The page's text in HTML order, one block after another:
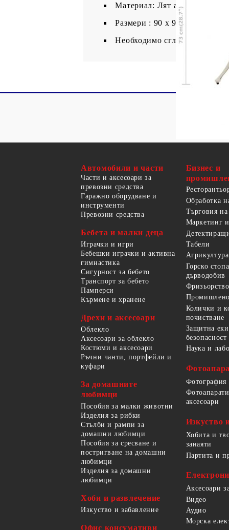
Материал: Лят алуминий
Размери : 90 x 90 x 73 см (Д
Необходимо сглобяване: Да
Автомобили и части
Части и аксесоари за
превозни средства
Гаражно оборудване и
инструменти
Превозни средства
Бебета и малки деца
Играчки и игри
Бебешки играчки и активна
гимнастика
Сигурност за бебето
Транспорт за бебето
Памперси
Кърмене и хранене
Дрехи и аксесоари
Облекло
Аксесоари за облекло
Костюми и аксесоари
Ръчни чанти, портфейли и
куфари
За домашните
любимци
Пособия за малки животни
Изделия за рибки
Стълби и рампи за
домашни любимци
Пособия за сресване и
постригване на домашни
любимци
Изделия за домашни
любимци
Хоби и развлечение
Изкуство и забавление
Офис консумативи
Бизнес и
Обработка
Търговия
Маркетинг
Табели
Агрикултура
Горско
дърводобив
Колички и
почистване
Защитна
Наука и
Фотография
аксесоари
Изкуство
Хобита и
занаяти
Партита и
Аксесоари
Видео
Аудио
Морска